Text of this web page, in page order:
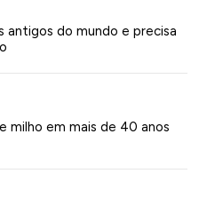
antigos do mundo e precisa
milho em mais de 40 anos